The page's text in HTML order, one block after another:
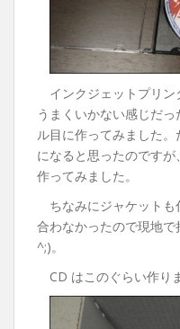
インクジェットプリ
うまくいかない感じだ
ル目に作ってみました
になると思ったのです
作ってみました。
ちなみにジャケット
合わなかったので現地
^;)。
CD はこのぐらい作り